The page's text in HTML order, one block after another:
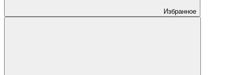
Избранное